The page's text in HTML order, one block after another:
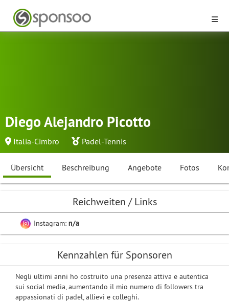
Diego Alejandro Picotto
Italia-Cimbro Padel-Tennis
Übersicht Beschreibung Angebote Fotos
Reichweiten / Links
Instagram: n/a
Kennzahlen für Sponsoren
Negli ultimi anni ho costruito una presenza attiva e autentica
sui social media, aumentando il mio numero di followers tra
appassionati di padel, allievi e colleghi.